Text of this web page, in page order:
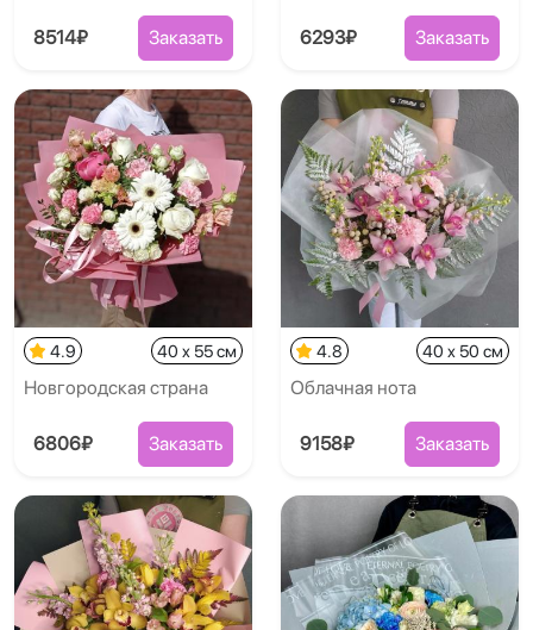
8514₽ Заказать 6293₽ Заказать
4.9 40 x 55 см
Новгородская страна
6806₽ Заказать
4.8 40 x 50 см
Облачная нота
9158₽ Заказать